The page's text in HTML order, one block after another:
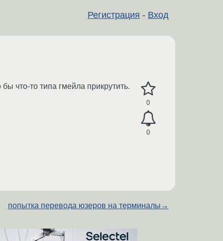
Регистрация - Вход
0
0
что-то типа гмейла прикрутить.
попытка перевода юзеров на терминалы →